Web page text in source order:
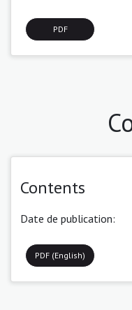
PDF
Contents
Date de publication:
PDF (English)